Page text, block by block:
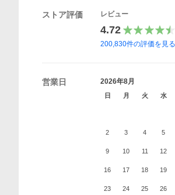
ストア評価 レビュー
4.72
200,830件の評価を見る
営業日 2026年8月
日 月 火 水
2 3 4 5
9 10 11 12
16 17 18 19
23 24 25 26